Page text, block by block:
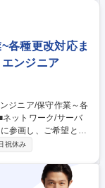
) ・血液回路の量産
ロセスバリデーシ
拡大期！
各種更改対応ま
ンジニア
参画し、ご希望とご
案件によっては、リ
を広げている方、リ
を狙う方、様々な方
祝休み